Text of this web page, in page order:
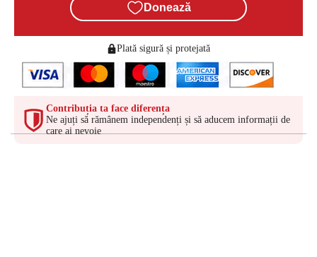
Donează
Plată sigură și protejată
Contribuția ta face diferența
Ne ajuți să rămânem independenți și să aducem informații de
care ai nevoie